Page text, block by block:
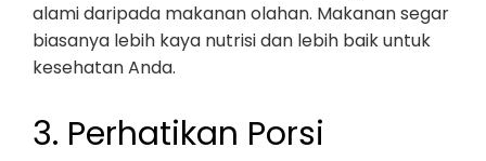
alami daripada makanan olahan. Makanan segar
biasanya lebih kaya nutrisi dan lebih baik untuk
kesehatan Anda.
3. Perhatikan Porsi